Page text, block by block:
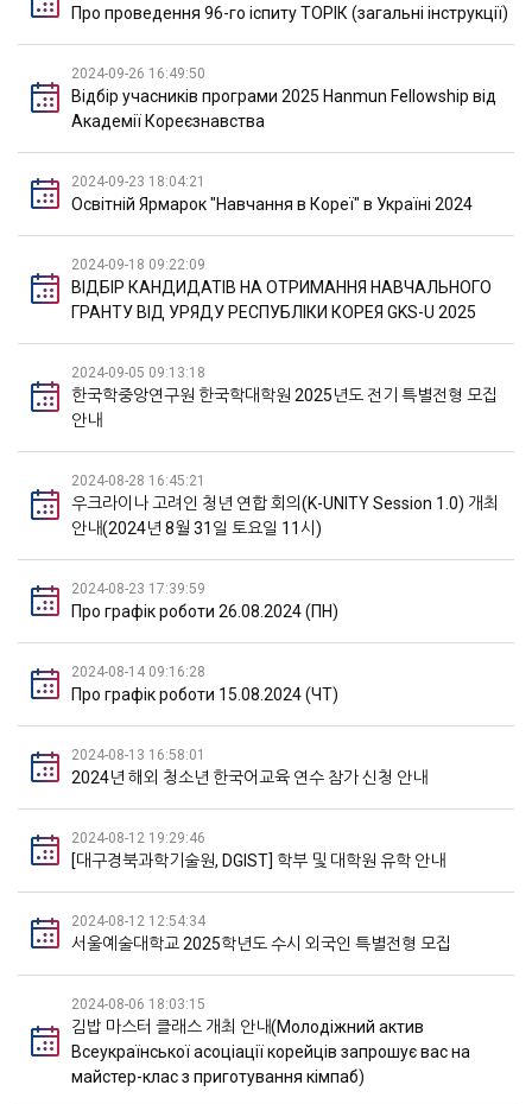
Про проведення 96-го іспиту ТОРІК (загальні інструкції)
2024-09-26 16:49:50
Відбір учасників програми 2025 Hanmun Fellowship від
Академії Кореєзнавства
2024-09-23 18:04:21
Освітній Ярмарок "Навчання в Кореї" в Україні 2024
2024-09-18 09:22:09
ВІДБІР КАНДИДАТІВ НА ОТРИМАННЯ НАВЧАЛЬНОГО
ГРАНТУ ВІД УРЯДУ РЕСПУБЛІКИ КОРЕЯ GKS-U 2025
2024-09-05 09:13:18
한국학중앙연구원 한국학대학원 2025년도 전기 특별전형 모집
안내
2024-08-28 16:45:21
우크라이나 고려인 청년 연합 회의(K-UNITY Session 1.0) 개최
안내(2024년 8월 31일 토요일 11시)
2024-08-23 17:39:59
Про графік роботи 26.08.2024 (ПН)
2024-08-14 09:16:28
Про графік роботи 15.08.2024 (ЧТ)
2024-08-13 16:58:01
2024년 해외 청소년 한국어교육 연수 참가 신청 안내
2024-08-12 19:29:46
[대구경북과학기술원, DGIST] 학부 및 대학원 유학 안내
2024-08-12 12:54:34
서울예술대학교 2025학년도 수시 외국인 특별전형 모집
2024-08-06 18:03:15
김밥 마스터 클래스 개최 안내(Молодіжний актив
Всеукраїнської асоціації корейців запрошує вас на
майстер-клас з приготування кімпаб)